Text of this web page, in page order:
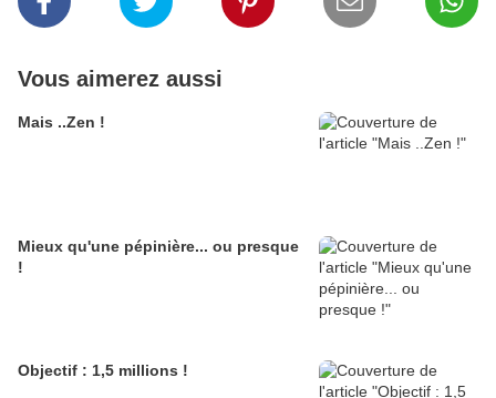
Vous aimerez aussi
Mais ..Zen !
Mieux qu'une pépinière... ou presque
!
Objectif : 1,5 millions !